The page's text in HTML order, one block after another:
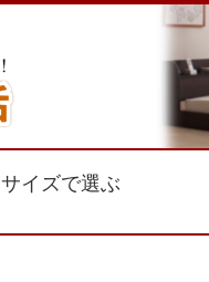
サイズで選ぶ